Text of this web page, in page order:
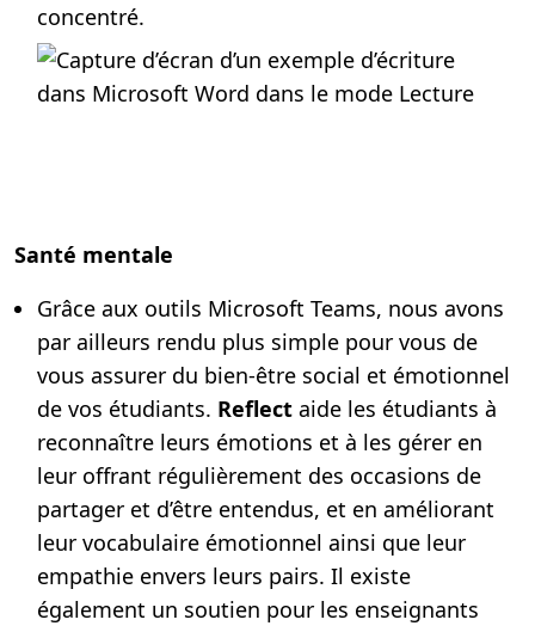
concentré.
Santé mentale
Grâce aux outils Microsoft Teams, nous avons
par ailleurs rendu plus simple pour vous de
vous assurer du bien-être social et émotionnel
de vos étudiants. Reflect aide les étudiants à
reconnaître leurs émotions et à les gérer en
leur offrant régulièrement des occasions de
partager et d’être entendus, et en améliorant
leur vocabulaire émotionnel ainsi que leur
empathie envers leurs pairs. Il existe
également un soutien pour les enseignants